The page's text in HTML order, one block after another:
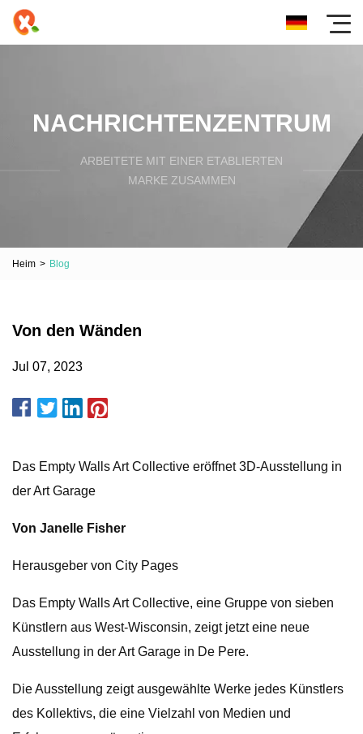
NACHRICHTENZENTRUM
ARBEITETE MIT EINER ETABLIERTEN
MARKE ZUSAMMEN
Heim > Blog
Von den Wänden
Jul 07, 2023
Das Empty Walls Art Collective eröffnet 3D-Ausstellung in
der Art Garage
Von Janelle Fisher
Herausgeber von City Pages
Das Empty Walls Art Collective, eine Gruppe von sieben
Künstlern aus West-Wisconsin, zeigt jetzt eine neue
Ausstellung in der Art Garage in De Pere.
Die Ausstellung zeigt ausgewählte Werke jedes Künstlers
des Kollektivs, die eine Vielzahl von Medien und